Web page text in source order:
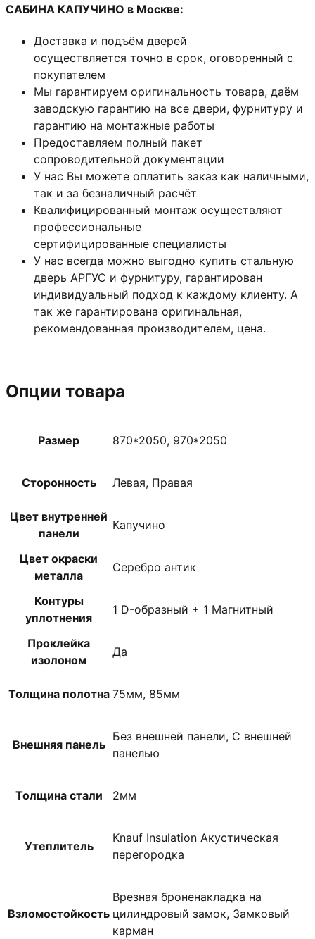
САБИНА КАПУЧИНО в Москве:
Доставка и подъём дверей
осуществляется точно в срок, оговоренный с
покупателем
Мы гарантируем оригинальность товара, даём
заводскую гарантию на все двери, фурнитуру и
гарантию на монтажные работы
Предоставляем полный пакет
сопроводительной документации
У нас Вы можете оплатить заказ как наличными,
так и за безналичный расчёт
Квалифицированный монтаж осуществляют
профессиональные
сертифицированные специалисты
У нас всегда можно выгодно купить стальную
дверь АРГУС и фурнитуру, гарантирован
индивидуальный подход к каждому клиенту. А
так же гарантирована оригинальная,
рекомендованная производителем, цена.
Опции товара
Размер 870*2050, 970*2050
Сторонность Левая, Правая
Цвет внутренней
панели
Капучино
Цвет окраски
металла
Серебро антик
Контуры
уплотнения
1 D-образный + 1 Магнитный
Проклейка
изолоном
Да
Толщина полотна 75мм, 85мм
Внешняя панель
Без внешней панели, С внешней
панелью
Толщина стали 2мм
Утеплитель
Knauf Insulation Акустическая
перегородка
Взломостойкость
Врезная броненакладка на
цилиндровый замок, Замковый
карман